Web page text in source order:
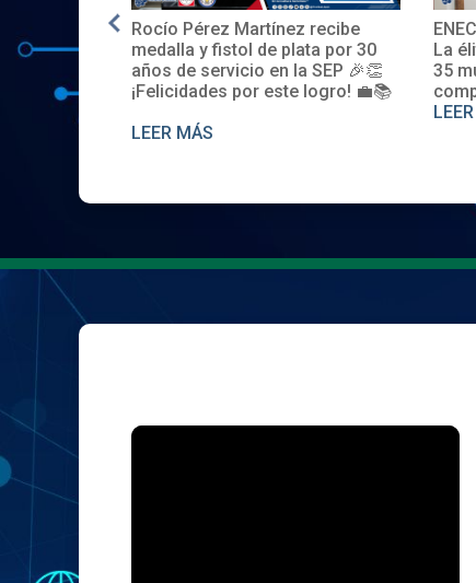
recibe
de plata por 30
en la SEP 🎉👏
este logro! 💼📚
ENECB-CEA 2025: Arrancamos
La élite del ITSJR inicia la batalla.
35 mujeres y 32 hombres
compiten. Somos sede nacional